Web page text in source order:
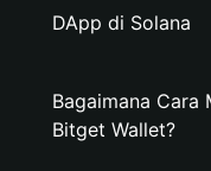
DApp di Solana
Bagaimana Cara
Bitget Wallet?